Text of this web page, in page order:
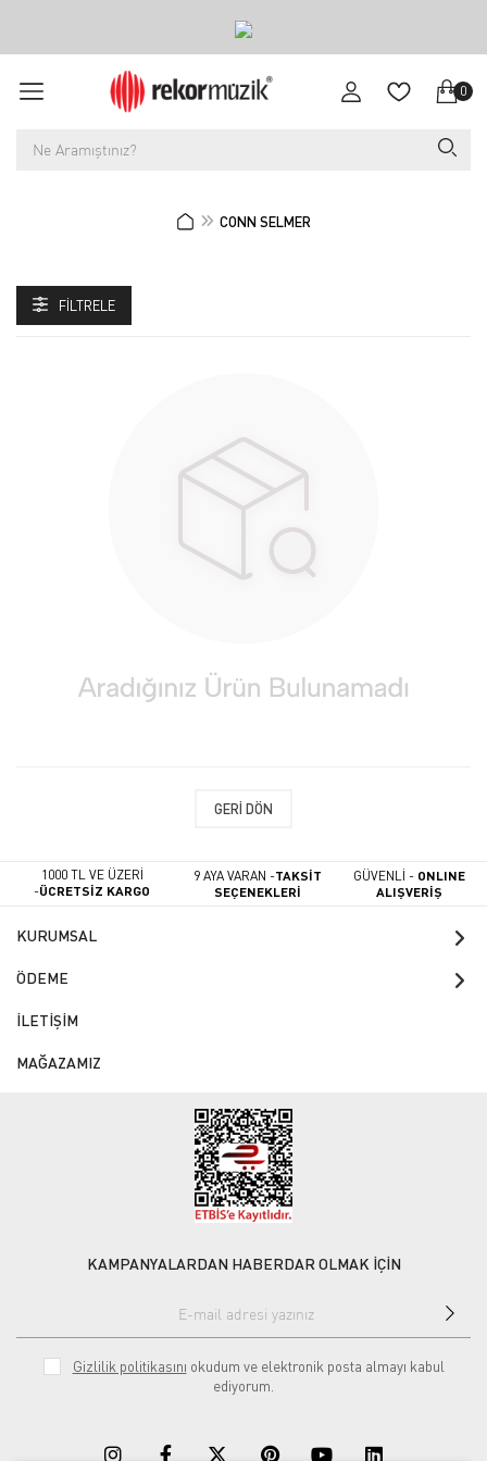
0
CONN SELMER
FILTRELE
GERI DÖN
1000 TL VE ÜZERİ
-ÜCRETSİZ KARGO
9 AYA VARAN -TAKSİT
SEÇENEKLERİ
GÜVENLİ - ONLINE
ALIŞVERİŞ
KURUMSAL
ÖDEME
İLETİŞİM
MAĞAZAMIZ
KAMPANYALARDAN HABERDAR OLMAK İÇİN
Gizlilik politikasını okudum ve elektronik posta almayı kabul
ediyorum.